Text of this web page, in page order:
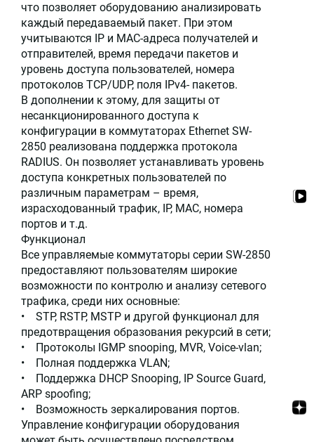
что позволяет оборудованию анализировать
каждый передаваемый пакет. При этом
учитываются IP и MAC-адреса получателей и
отправителей, время передачи пакетов и
уровень доступа пользователей, номера
протоколов TCP/UDP, поля IPv4- пакетов.
В дополнении к этому, для защиты от
несанкционированного доступа к
конфигурации в коммутаторах Ethernet SW-
2850 реализована поддержка протокола
RADIUS. Он позволяет устанавливать уровень
доступа конкретных пользователей по
различным параметрам – время,
израсходованный трафик, IP, MAC, номера
портов и т.д.
Функционал
Все управляемые коммутаторы серии SW-2850
предоставляют пользователям широкие
возможности по контролю и анализу сетевого
трафика, среди них основные:
• STP, RSTP, MSTP и другой функционал для
предотвращения образования рекурсий в сети;
• Протоколы IGMP snooping, MVR, Voice-vlan;
• Полная поддержка VLAN;
• Поддержка DHCP Snooping, IP Source Guard,
ARP spoofing;
• Возможность зеркалирования портов.
Управление конфигурации оборудования